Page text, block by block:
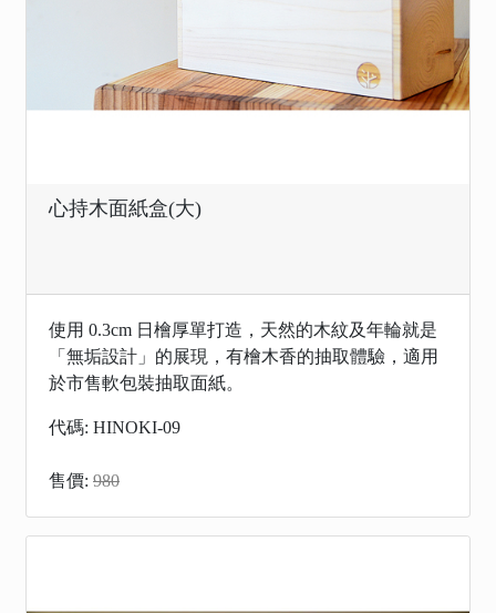
心持木面紙盒(大)
使用 0.3cm 日檜厚單打造，天然的木紋及年輪就是
「無垢設計」的展現，有檜木香的抽取體驗，適用
於市售軟包裝抽取面紙。
代碼: HINOKI-09
售價: 980